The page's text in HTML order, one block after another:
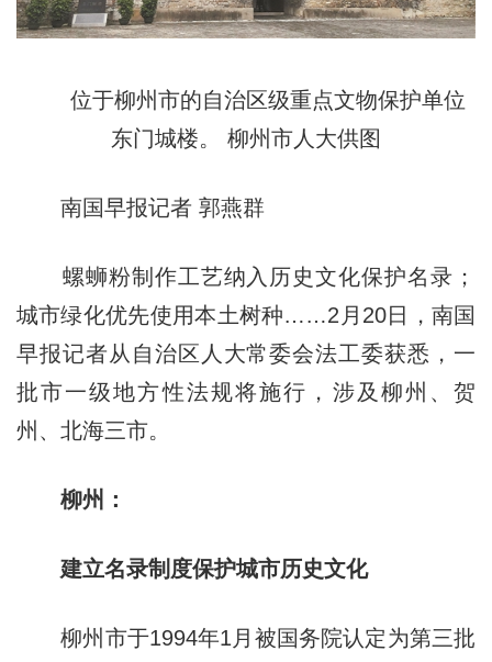
位于柳州市的自治区级重点文物保护单位
东门城楼。 柳州市人大供图
南国早报记者 郭燕群
螺蛳粉制作工艺纳入历史文化保护名录；
城市绿化优先使用本土树种……2月20日，南国
早报记者从自治区人大常委会法工委获悉，一
批市一级地方性法规将施行，涉及柳州、贺
州、北海三市。
柳州：
建立名录制度保护城市历史文化
柳州市于1994年1月被国务院认定为第三批